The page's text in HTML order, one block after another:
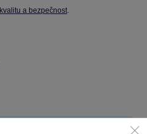
kvalitu a bezpečnost.